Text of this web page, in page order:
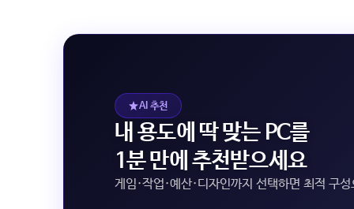
AI 추천
내 용도에 딱 맞는 PC를
1분 만에 추천받으세요
게임·작업·예산·디자인까지 선택하면 최적 구